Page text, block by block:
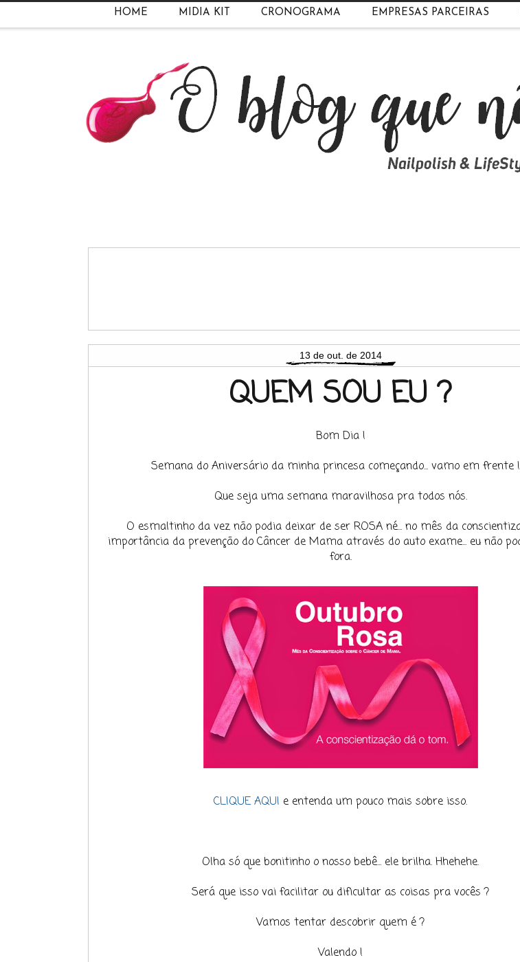
HOME MIDIA KIT CRONOGRAMA EMPRESAS PARCEIRAS
13 de out. de 2014
QUEM SOU EU ?
Bom Dia !
Semana do Aniversário da minha princesa começando... vamo em frente
Que seja uma semana maravilhosa pra todos nós.
O esmaltinho da vez não podia deixar de ser ROSA né... no mês da
importância da prevenção do Câncer de Mama através do auto exame... eu não
fora.
CLIQUE AQUI e entenda um pouco mais sobre isso.
Olha só que bonitinho o nosso bebê... ele brilha. Hhehehe.
Será que isso vai facilitar ou dificultar as coisas pra vocês ?
Vamos tentar descobrir quem é ?
Valendo !